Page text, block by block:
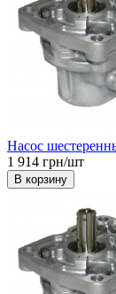
Насос
1 914 грн/шт
В корзину